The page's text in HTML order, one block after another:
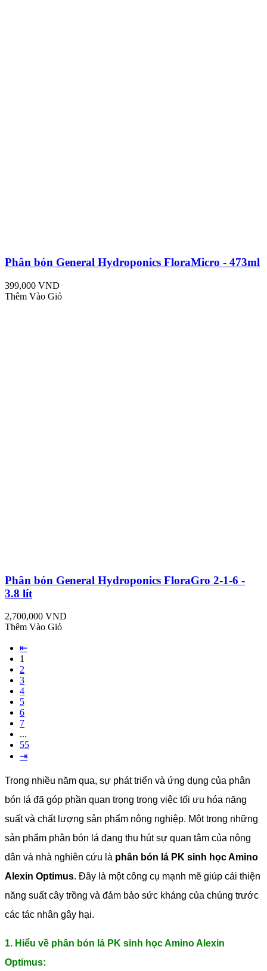
Phân bón General Hydroponics FloraMicro - 473ml
399,000 VND
Thêm Vào Giỏ
Phân bón General Hydroponics FloraGro 2-1-6 -
3.8 lít
2,700,000 VND
Thêm Vào Giỏ
⇤
1
2
3
4
5
6
7
...
55
⇥
Trong nhiều năm qua, sự phát triển và ứng dụng của phân
bón lá đã góp phần quan trọng trong việc tối ưu hóa năng
suất và chất lượng sản phẩm nông nghiệp. Một trong những
sản phẩm phân bón lá đang thu hút sự quan tâm của nông
dân và nhà nghiên cứu là phân bón lá PK sinh học Amino
Alexin Optimus. Đây là một công cụ mạnh mẽ giúp cải thiện
năng suất cây trồng và đảm bảo sức kháng của chúng trước
các tác nhân gây hại.
1. Hiểu về phân bón lá PK sinh học Amino Alexin
Optimus: